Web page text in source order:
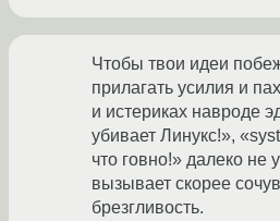
Чтобы твои идеи
прилагать усилия и
и истериках навроде
убивает Линукс!»,
что говно!» далеко не
вызывает скорее
брезгливость.